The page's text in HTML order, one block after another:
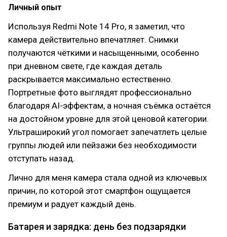
Личный опыт
Используя Redmi Note 14 Pro, я заметил, что
камера действительно впечатляет. Снимки
получаются чёткими и насыщенными, особенно
при дневном свете, где каждая деталь
раскрывается максимально естественно.
Портретные фото выглядят профессионально
благодаря AI-эффектам, а ночная съёмка остаётся
на достойном уровне для этой ценовой категории.
Ультраширокий угол помогает запечатлеть целые
группы людей или пейзажи без необходимости
отступать назад.
Лично для меня камера стала одной из ключевых
причин, по которой этот смартфон ощущается
премиум и радует каждый день.
Батарея и зарядка: день без подзарядки